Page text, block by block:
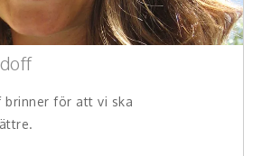
brinner för att vi ska